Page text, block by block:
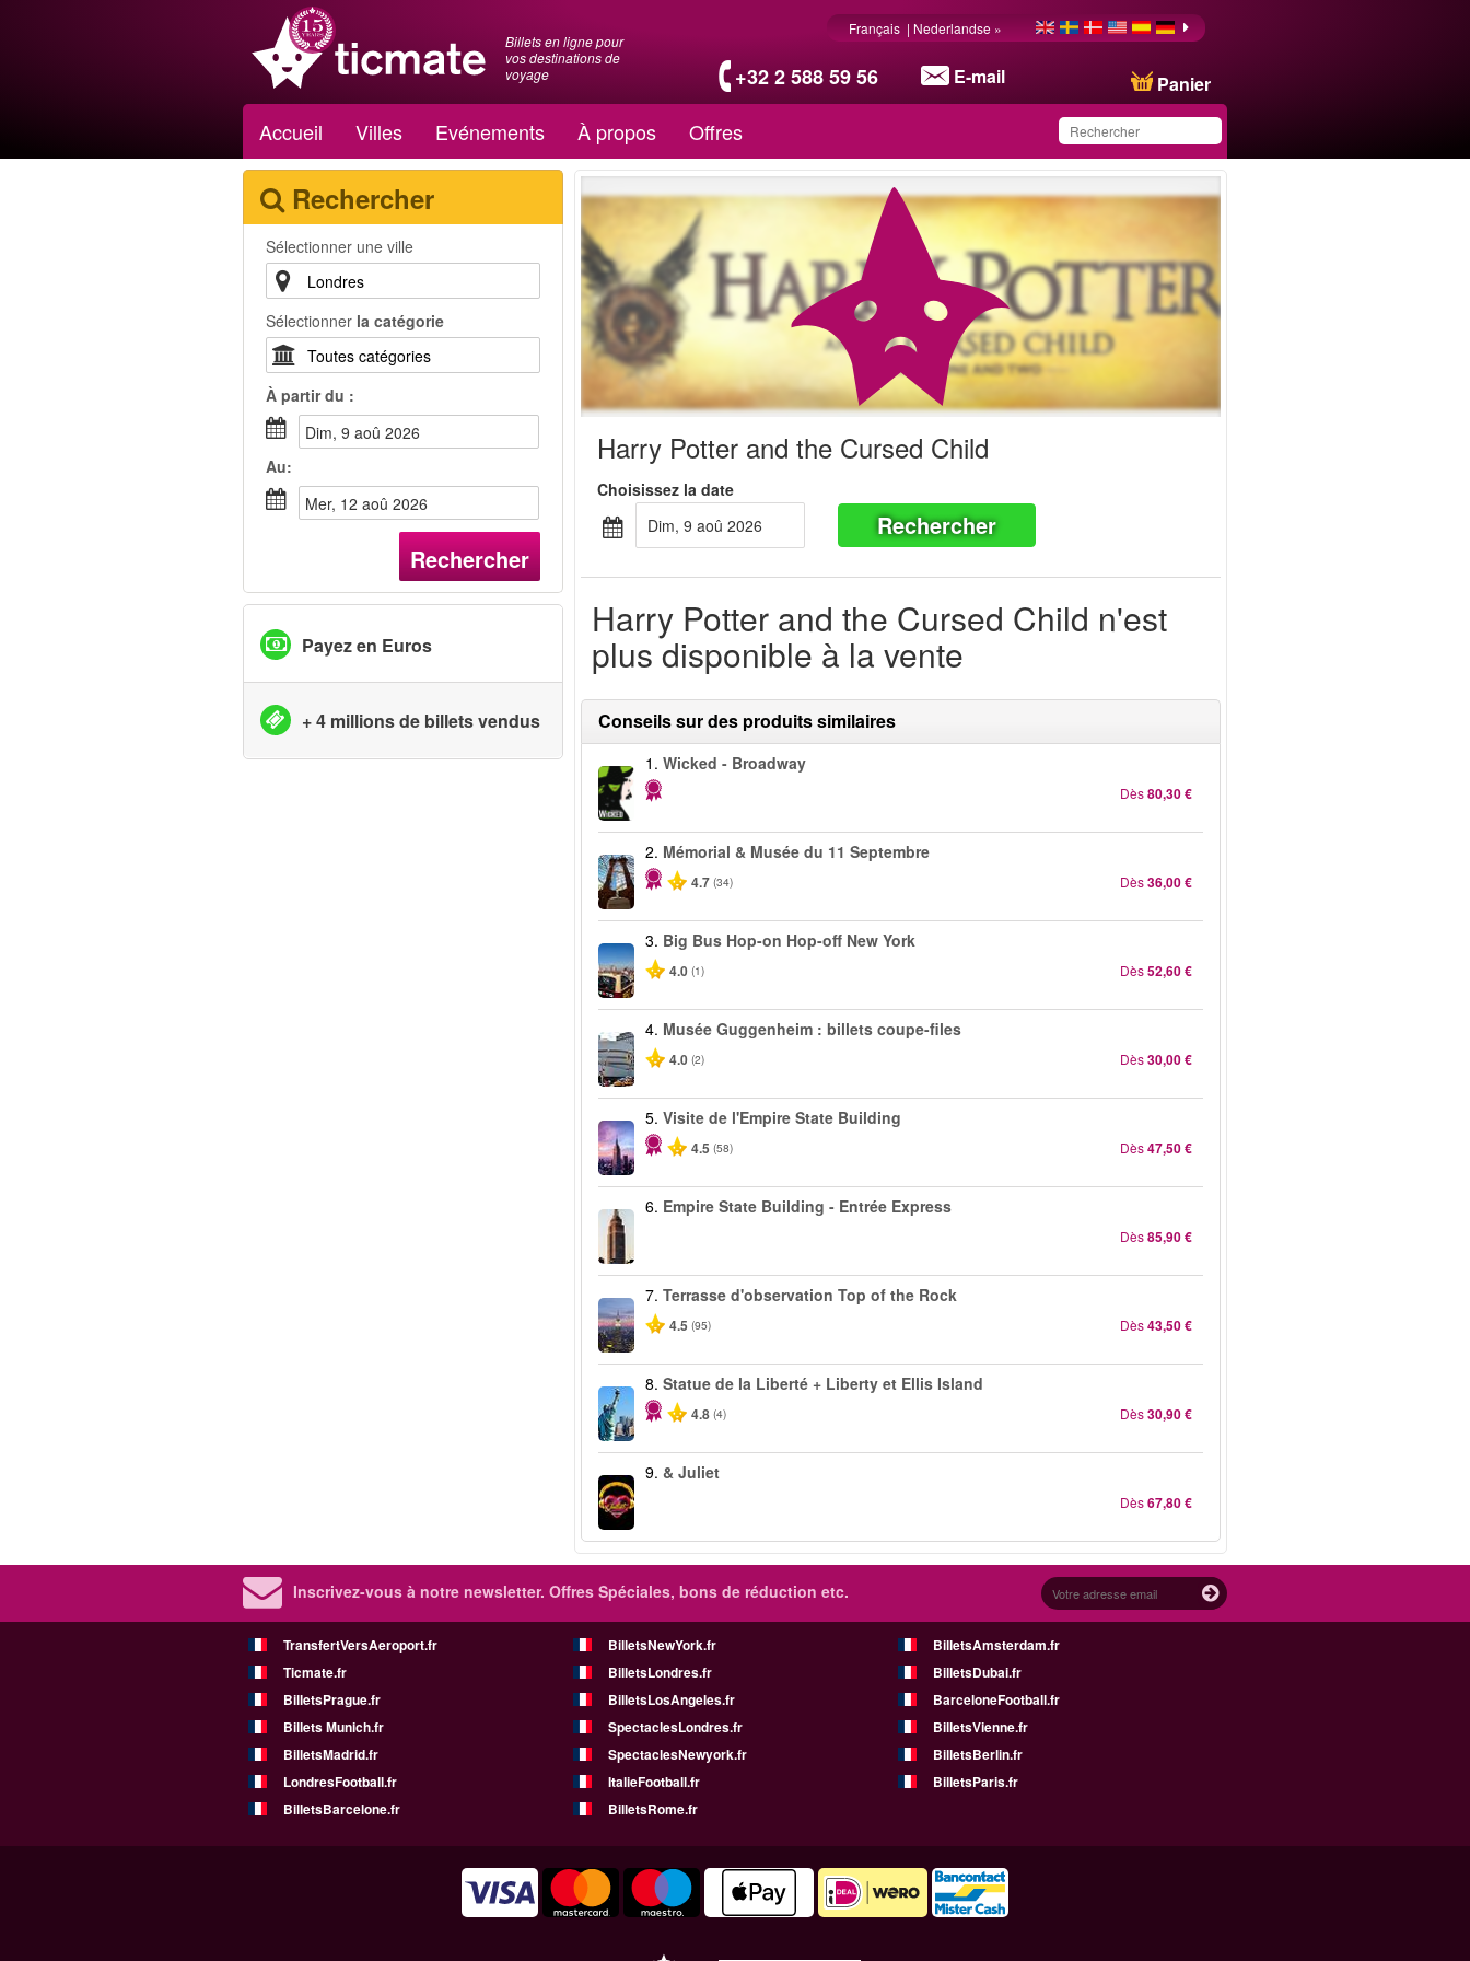
Billets en ligne pour
vos destinations de
voyage
+32 2 588 59 56 E-mail Panier
Français | Nederlandse »
Accueil Villes Evénements À propos Offres
Ce produit a été
sauvegardé dans votre
Rechercher
Sélectionner une ville
Sélectionner la catégorie
À partir du :
dim, 9 aoû 2026
Au:
mer, 12 aoû 2026
Rechercher
Payez en Euros
+ 4 millions de billets vendus
Harry Potter and the Cursed Child
Choisissez la date
dim, 9 aoû 2026
Rechercher
Harry Potter and the Cursed Child n'est
plus disponible à la vente
Conseils sur des produits similaires
1.Wicked - Broadway
Dès80,30 €
2. Mémorial & Musée du 11 Septembre
4.7 (34) Dès36,00 €
3. Big Bus Hop-on Hop-off New York
4.0 (1) Dès52,60 €
4. Musée Guggenheim : billets coupe-files
4.0 (2) Dès30,00 €
5.Visite de l'Empire State Building
4.5 (58) Dès47,50 €
6. Empire State Building - Entrée Express
Dès85,90 €
7.Terrasse d'observation Top of the Rock
4.5 (95) Dès43,50 €
8.Statue de la Liberté + Liberty et Ellis Island
4.8 (4) Dès30,90 €
9.& Juliet
Dès67,80 €
Inscrivez-vous à notre newsletter. Offres Spéciales, bons de réduction etc.
TransfertVersAeroport.fr BilletsNewYork.fr
BilletsAmsterdam.fr
Ticmate.fr
BilletsLondres.fr
BilletsDubai.fr
BilletsPrague.fr
BilletsLosAngeles.fr
BarceloneFootball.fr
Billets Munich.fr
SpectaclesLondres.fr
BilletsVienne.fr
BilletsMadrid.fr
SpectaclesNewyork.fr
BilletsBerlin.fr
LondresFootball.fr
ItalieFootball.fr
BilletsParis.fr
BilletsBarcelone.fr
BilletsRome.fr